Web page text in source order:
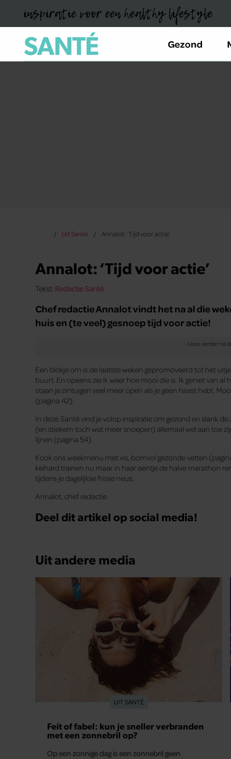
inspiratie voor een healthy lifestyle
Gezond
Uit Santé Annalot: ‘Tijd voor actie’
Annalot: ‘Tijd voor actie’
Tekst: Redactie Santé
Chef redactie Annalot vindt het na al die
huis en (te veel) gesnoep tijd voor actie!
Een blokje om is de laatste weken gepromoveerd tot het
buurt. En opeens zie ik weer hoe mooi die is. Ik geniet van
staan je zintuigen veel meer open als je geen haast hebt.
(pagina 42).
In deze Santé vind je volop inspiratie om gezond en slank
(en stiekem toch wat meer snoepen) allemaal wel aan toe
lijnen (pagina 54).
Kook ons weekmenu met vis, bomvol gezonde vetten
keihard trainen nu maar in haar eentje de halve marathon
tijdens je dagelijkse frisse neus.
Annalot, chef redactie
Deel dit artikel op social media!
Uit andere media
UIT SANTÉ
Feit of fabel: kun je sneller verbranden
met een zonnebril op?
Op een zonnige dag is een zonnebril geen